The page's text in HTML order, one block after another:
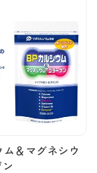
ム＆マグネシウ